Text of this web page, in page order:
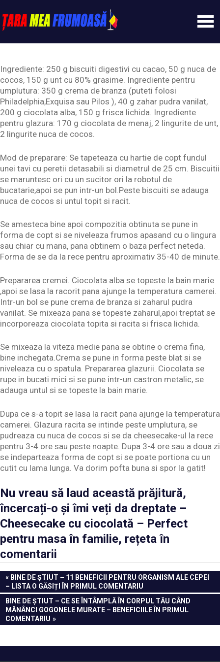
to
content
Tarameafrumoasa
Ingrediente: 250 g biscuiti digestivi cu cacao, 50 g nuca de
cocos, 150 g unt cu 80% grasime. Ingrediente pentru
umplutura: 350 g crema de branza (puteti folosi
Philadelphia,Exquisa sau Pilos ), 40 g zahar pudra vanilat,
200 g ciocolata alba, 150 g frisca lichida. Ingrediente
pentru glazura: 170 g ciocolata de menaj, 2 lingurite de unt,
2 lingurite nuca de cocos.
Mod de preparare: Se tapeteaza cu hartie de copt fundul
unei tavi cu peretii detasabili si diametrul de 25 cm. Biscuitii
se maruntesc ori cu un sucitor ori la robotul de
bucatarie,apoi se pun intr-un bol.Peste biscuiti se adauga
nuca de cocos si untul topit si racit.
Se amesteca bine apoi compozitia obtinuta se pune in
forma de copt si se niveleaza frumos apasand cu o lingura
sau chiar cu mana, pana obtinem o baza perfect neteda.
Forma de se da la rece pentru aproximativ 35-40 de minute.
Prepararea cremei. Ciocolata alba se topeste la bain marie
,apoi se lasa la racorit pana ajunge la temperatura camerei.
Intr-un bol se pune crema de branza si zaharul pudra
vanilat. Se mixeaza pana se topeste zaharul,apoi treptat se
incorporeaza ciocolata topita si racita si frisca lichida.
Se mixeaza la viteza medie pana se obtine o crema fina,
bine inchegata.Crema se pune in forma peste blat si se
niveleaza cu o spatula. Prepararea glazurii. Ciocolata se
rupe in bucati mici si se pune intr-un castron metalic, se
adauga untul si se topeste la bain marie.
Dupa ce s-a topit se lasa la racit pana ajunge la temperatura
camerei. Glazura racita se intinde peste umplutura, se
pudreaza cu nuca de cocos si se da cheesecake-ul la rece
pentru 3-4 ore sau peste noapte. Dupa 3-4 ore sau a doua zi
se indeparteaza forma de copt si se poate portiona cu un
cutit cu lama lunga. Va dorim pofta buna si spor la gatit!
Nu vreau să laud această prăjitură,
încercați-o și îmi veți da dreptate –
Cheesecake cu ciocolată – Perfect
pentru masa în familie, rețeta în
comentarii
Navigare
în
articole
PREVIOUS
POST:
BINE DE ȘTIUT – 11 BENEFICII PENTRU ORGANISM ALE CEPEI
– LISTA O GĂSIȚI ÎN PRIMUL COMENTARIU
NEXT
POST:
BINE DE ȘTIUT – CE SE ÎNTÂMPLĂ ÎN CORPUL TĂU CÂND
MĂNÂNCI GOGONELE MURATE – BENEFICIILE ÎN PRIMUL
COMENTARIU